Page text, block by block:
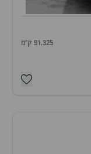
91,325 ק"מ